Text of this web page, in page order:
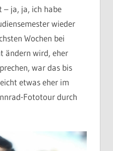
ja, ja, ich habe
wieder
Wochen bei
ändern wird, eher
war das bis
etwas eher im
Fototour durch